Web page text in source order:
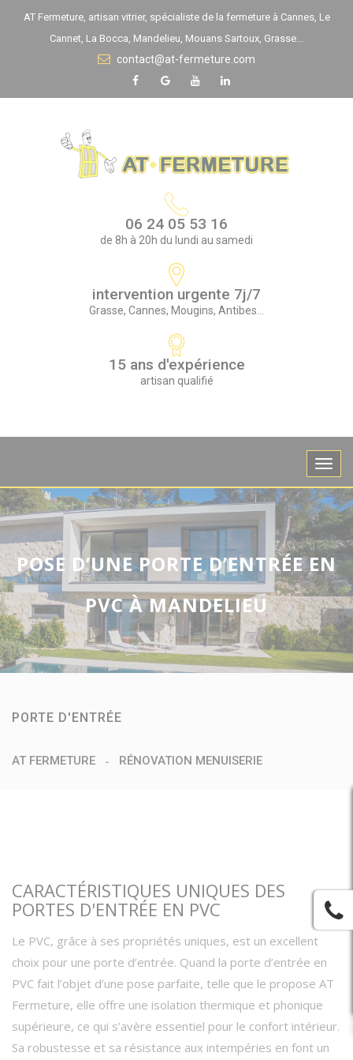
AT Fermeture, artisan vitrier, spécialiste de la fermeture à Cannes, Le
Cannet, La Bocca, Mandelieu, Mouans Sartoux, Grasse...
contact@at-fermeture.com
06 24 05 53 16
de 8h à 20h du lundi au samedi
intervention urgente 7j/7
Grasse, Cannes, Mougins, Antibes...
15 ans d'expérience
artisan qualifié
POSE D’UNE PORTE D’ENTRÉE EN
PVC À MANDELIEU
PORTE D'ENTRÉE
AT FERMETURE RÉNOVATION MENUISERIE
CARACTÉRISTIQUES UNIQUES DES
PORTES D'ENTRÉE EN PVC
Le PVC, grâce à ses propriétés uniques, est un excellent
choix pour une porte d’entrée. Quand la porte d’entrée en
PVC fait l’objet d’une pose parfaite, telle que le propose AT
Fermeture, elle offre une isolation thermique et phonique
supérieure, ce qui s’avère essentiel pour le confort intérieur.
Sa robustesse et sa résistance aux intempéries en font un
Panneau de gestion des cookies